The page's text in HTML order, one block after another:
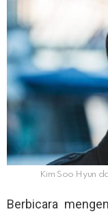
Kim Soo Hyun
Berbicara